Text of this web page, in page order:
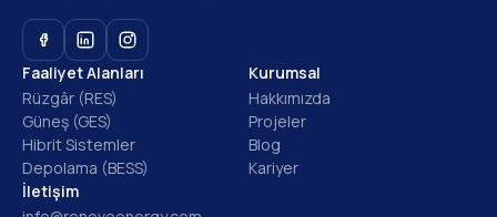
Faaliyet Alanları
Rüzgâr (RES)
Güneş (GES)
Hibrit Sistemler
Depolama (BESS)
Kurumsal
Hakkımızda
Projeler
Blog
Kariyer
İletişim